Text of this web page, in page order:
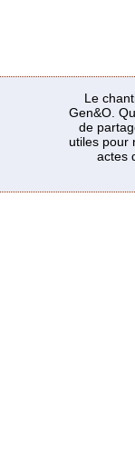
Le
Gen&O.
de
utiles pour
actes